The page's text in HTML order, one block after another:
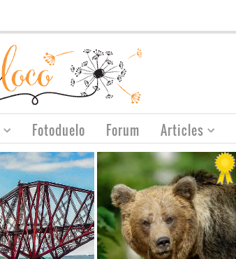
Fotoduelo Forum Articles